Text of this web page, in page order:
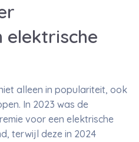
elektrische
alleen in populariteit, ook
In 2023 was de
voor een elektrische
terwijl deze in 2024